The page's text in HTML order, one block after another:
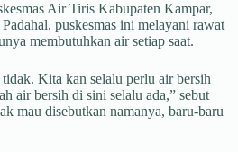
Air Tiris Kabupaten Kampar,
puskesmas ini melayani rawat
membutuhkan air setiap saat.
tidak. Kita kan selalu perlu air bersih
air bersih di sini selalu ada,” sebut
mau disebutkan namanya, baru-baru